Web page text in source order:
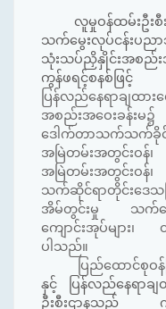
လူမှုဝန်ထမ်းဦး
သက်မွေးလုပ်ငန်းပည
သုံးသပ်ညှိနှိုင်းအစည်
ကွန်ဖရင့်စနစ်ဖြင့်
ပြန်လည်နေရာချထ
အစည်းအဝေးခန်းမ၌
ဒေါက်တာသက်သက်ခိုင်
အမြဲတမ်းအတွင်းဝန်၊
အမြဲတမ်းအတွင်းဝန်၊
သက်ဆိုင်ရာတိုင်းဒေသကြီ
အိမ်တွင်းမှု သက်မွေ
ကျောင်းအုပ်များ
ပါသည်။
ပြည်ထောင်စုဝ
နှင့် ပြန်လည်နေရာချ
ဦးစီးဌာနသည် က